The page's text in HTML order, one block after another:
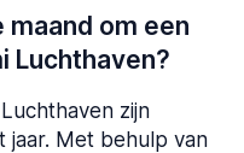
om een
Luchthaven?
zijn
jaar. Met behulp van